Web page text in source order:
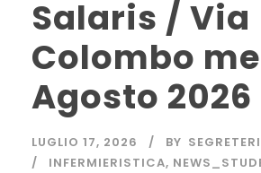
Salaris / Via
Colombo
Agosto 2026
LUGLIO 17, 2026 BY
INFERMIERISTICA,